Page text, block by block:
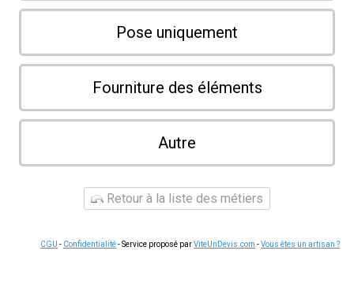
Pose uniquement
Fourniture des éléments
Autre
Retour à la liste des métiers
CGU - Confidentialité- Service proposé parViteUnDevis.com -Vous êtes un artisan ?